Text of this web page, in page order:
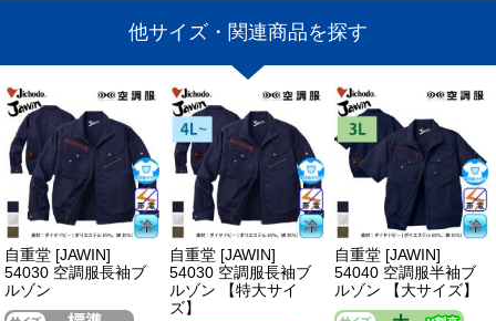
他サイズ・関連商品を探す
自重堂 [JAWIN]
54030 空調服長袖ブ
ルゾン
自重堂 [JAWIN]
54030 空調服長袖ブ
ルゾン 【特大サイ
ズ】
自重堂 [JAWIN]
54040 空調服半袖ブ
ルゾン 【大サイズ】